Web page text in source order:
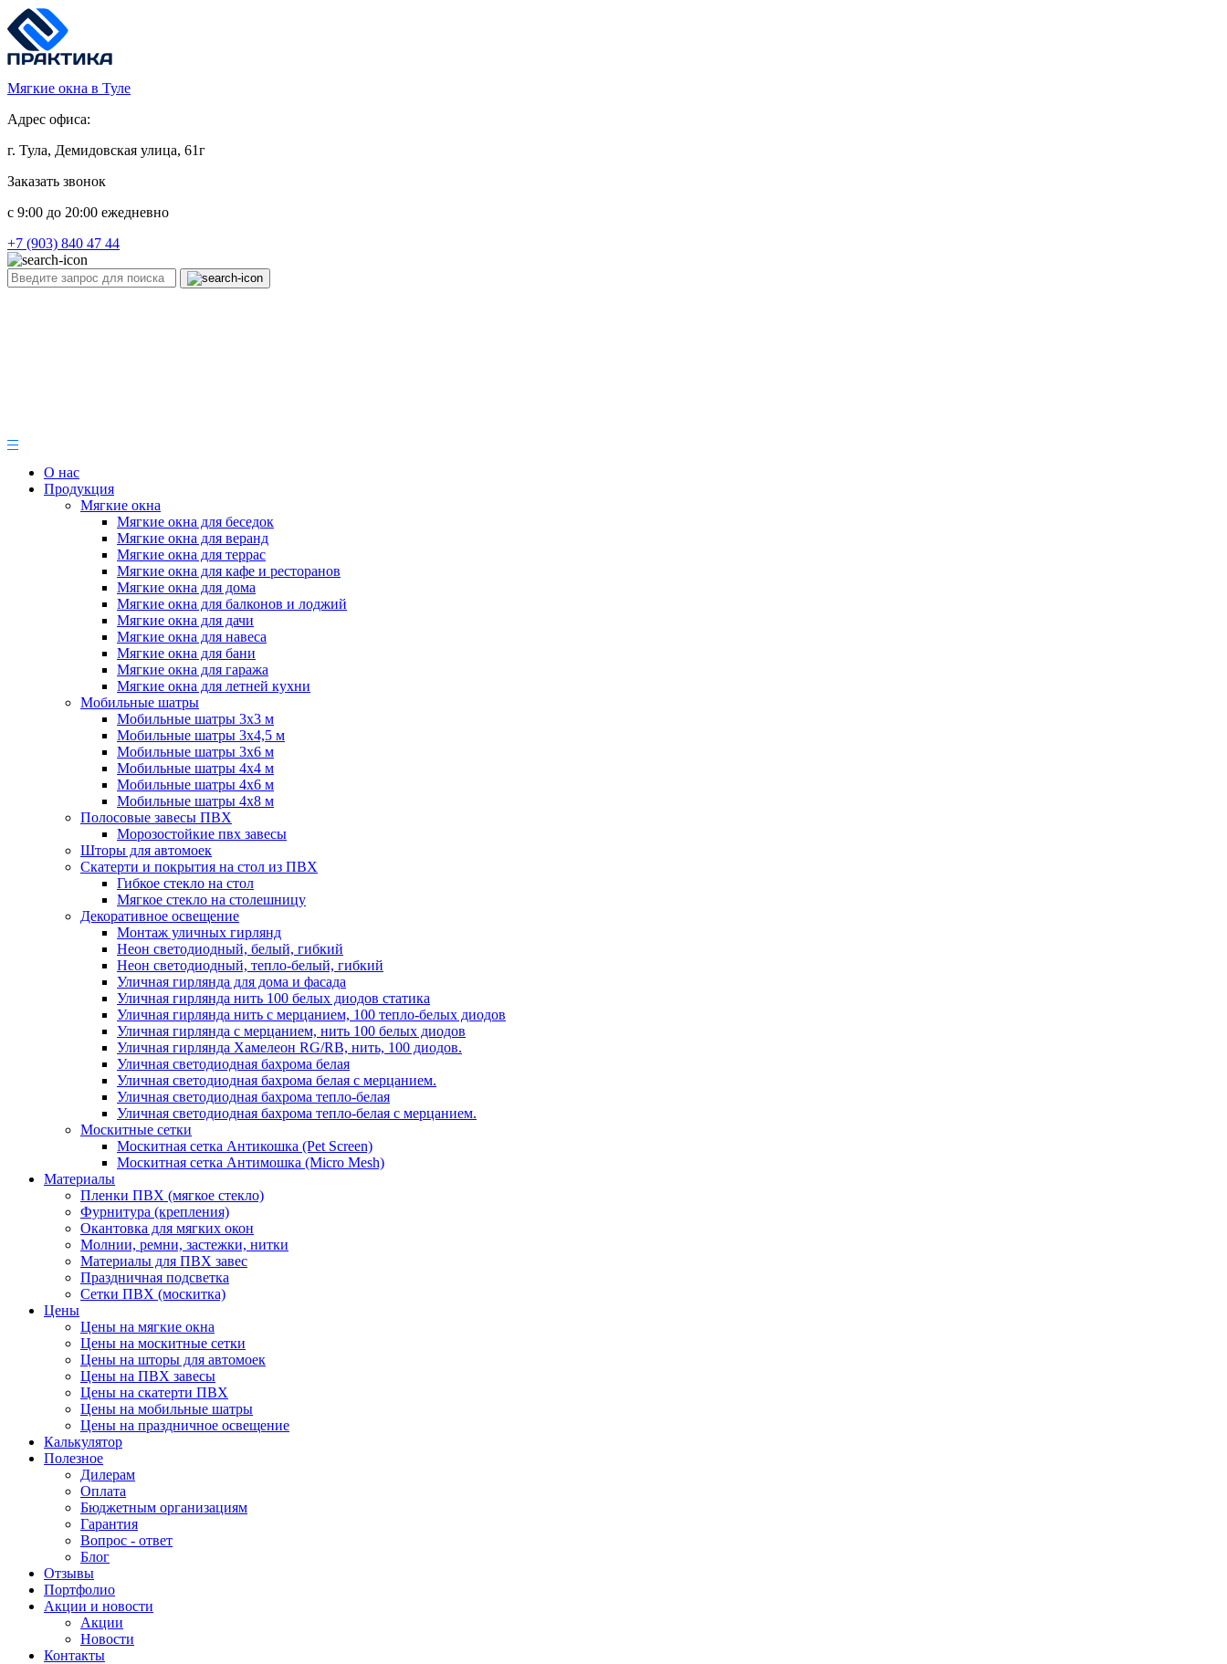
Мягкие окна в Туле
Адрес офиса:
г. Тула, Демидовская улица, 61г
Заказать звонок
c 9:00 до 20:00 ежедневно
+7 (903) 840 47 44
О нас
Продукция
Мягкие окна
Мягкие окна для беседок
Мягкие окна для веранд
Мягкие окна для террас
Мягкие окна для кафе и ресторанов
Мягкие окна для дома
Мягкие окна для балконов и лоджий
Мягкие окна для дачи
Мягкие окна для навеса
Мягкие окна для бани
Мягкие окна для гаража
Мягкие окна для летней кухни
Мобильные шатры
Мобильные шатры 3х3 м
Мобильные шатры 3х4,5 м
Мобильные шатры 3х6 м
Мобильные шатры 4х4 м
Мобильные шатры 4х6 м
Мобильные шатры 4х8 м
Полосовые завесы ПВХ
Морозостойкие пвх завесы
Шторы для автомоек
Скатерти и покрытия на стол из ПВХ
Гибкое стекло на стол
Мягкое стекло на столешницу
Декоративное освещение
Монтаж уличных гирлянд
Неон светодиодный, белый, гибкий
Неон светодиодный, тепло-белый, гибкий
Уличная гирлянда для дома и фасада
Уличная гирлянда нить 100 белых диодов статика
Уличная гирлянда нить с мерцанием, 100 тепло-белых диодов
Уличная гирлянда с мерцанием, нить 100 белых диодов
Уличная гирлянда Хамелеон RG/RB, нить, 100 диодов.
Уличная светодиодная бахрома белая
Уличная светодиодная бахрома белая с мерцанием.
Уличная светодиодная бахрома тепло-белая
Уличная светодиодная бахрома тепло-белая с мерцанием.
Москитные сетки
Москитная сетка Антикошка (Pet Screen)
Москитная сетка Антимошка (Micro Mesh)
Материалы
Пленки ПВХ (мягкое стекло)
Фурнитура (крепления)
Окантовка для мягких окон
Молнии, ремни, застежки, нитки
Материалы для ПВХ завес
Праздничная подсветка
Сетки ПВХ (москитка)
Цены
Цены на мягкие окна
Цены на москитные сетки
Цены на шторы для автомоек
Цены на ПВХ завесы
Цены на скатерти ПВХ
Цены на мобильные шатры
Цены на праздничное освещение
Калькулятор
Полезное
Дилерам
Оплата
Бюджетным организациям
Гарантия
Вопрос - ответ
Блог
Отзывы
Портфолио
Акции и новости
Акции
Новости
Контакты